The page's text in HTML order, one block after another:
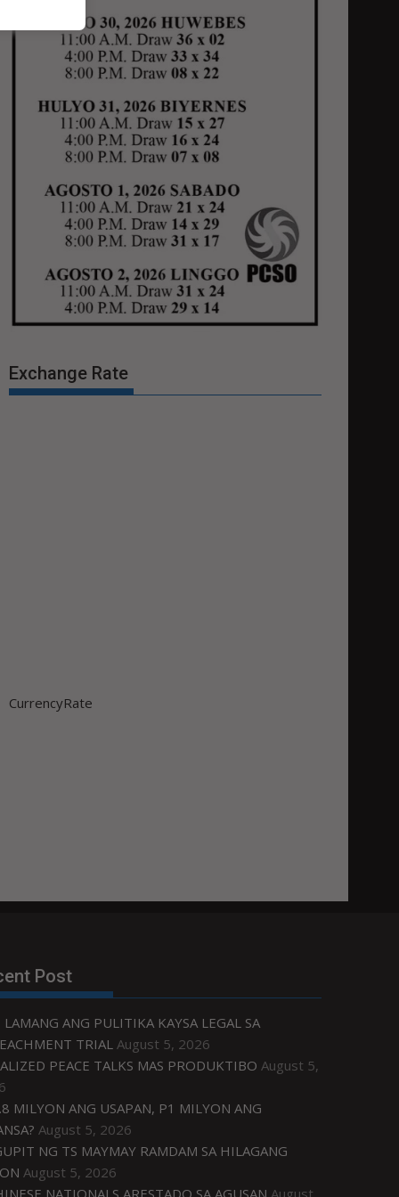
Exchange Rate
CurrencyRate
Post
LAMANG ANG PULITIKA KAYSA LEGAL SA
TRIAL August 5, 2026
PEACE TALKS MAS PRODUKTIBO August 5,
MILYON ANG USAPAN, P1 MILYON ANG
August 5, 2026
NG TS MAYMAY RAMDAM SA HILAGANG
August 5, 2026